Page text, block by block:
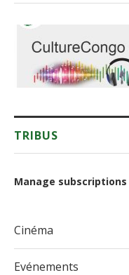
TRIBUS
Manage subscriptions
Cinéma
Evénements